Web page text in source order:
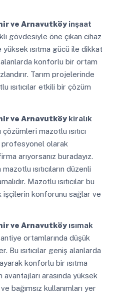
ve Arnavutköyinşaat
gövdesiyle öne çıkan cihaz
ısıtma gücü ile dikkat
konforlu bir ortam
Tarım projelerinde
ısıtıcılar etkili bir çözüm
ve Arnavutköykiralık
çözümleri mazotlu ısıtıcı
profesyonel olarak
arıyorsanız buradayız.
ısıtıcıların düzenli
Mazotlu ısıtıcılar bu
işçilerin konforunu sağlar ve
ve Arnavutköyısımak
ortamlarında düşük
Bu ısıtıcılar geniş alanlarda
konforlu bir ısıtma
avantajları arasında yüksek
bağımsız kullanımları yer